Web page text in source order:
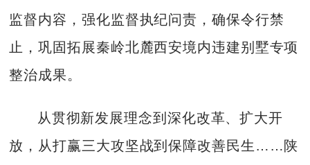
监督内容，强化监督执纪问责，确保令行禁
止，巩固拓展秦岭北麓西安境内违建别墅专项
整治成果。
从贯彻新发展理念到深化改革、扩大开
放，从打赢三大攻坚战到保障改善民生……陕